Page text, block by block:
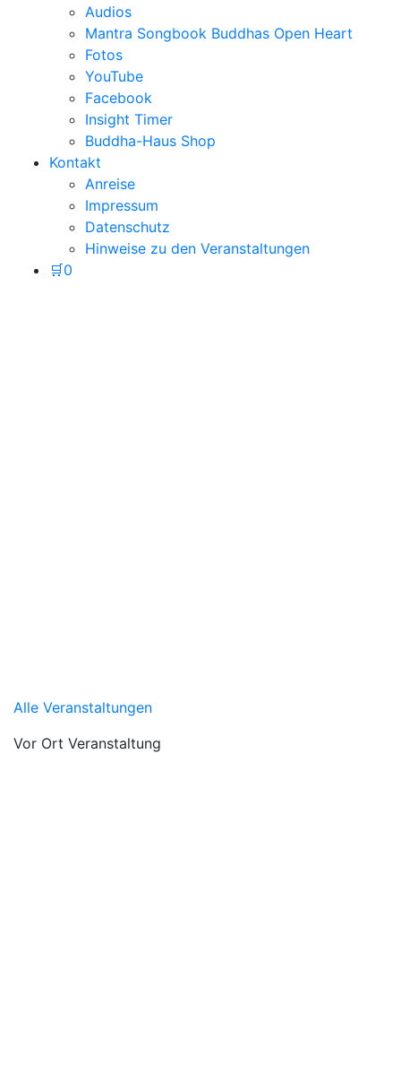
Audios
Mantra Songbook Buddhas Open Heart
Fotos
YouTube
Facebook
Insight Timer
Buddha-Haus Shop
Kontakt
Anreise
Impressum
Datenschutz
Hinweise zu den Veranstaltungen
🛒0
Alle Veranstaltungen
Vor Ort Veranstaltung